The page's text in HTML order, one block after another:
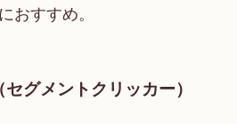
おすすめ。
グメントクリッカー）